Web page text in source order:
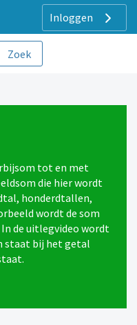
Inloggen
tot en met
die hier wordt
honderdtallen,
wordt de som
In de uitlegvideo wordt
staat bij het getal